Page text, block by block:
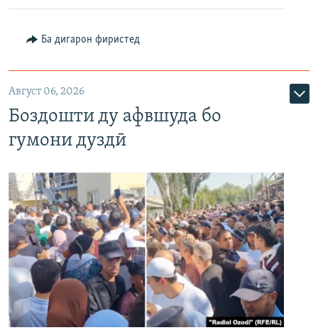
Ба дигарон фиристед
Август 06, 2026
Боздошти ду афвшуда бо
гумони дуздӣ